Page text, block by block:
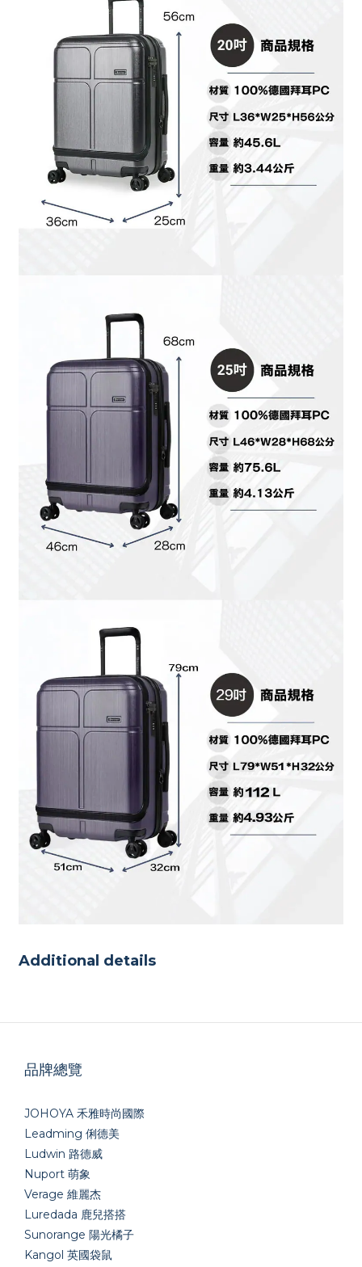
Additional details
品牌總覽
JOHOYA 禾雅時尚國際
Leadming 俐德美
Ludwin 路德威
Nuport 萌象
Verage 維麗杰
Luredada 鹿兒搭搭
Sunorange 陽光橘子
Kangol 英國袋鼠